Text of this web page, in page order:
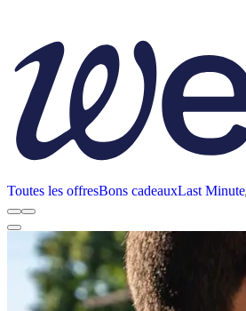
Toutes les offresBons cadeauxLast Minute